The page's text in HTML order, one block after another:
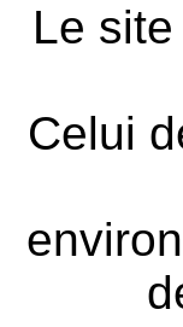
Le
Celui